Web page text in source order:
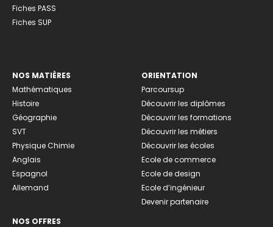
Fiches PASS
Fiches SUP
NOS MATIÈRES
Mathématiques
Histoire
Géographie
SVT
Physique Chimie
Anglais
Espagnol
Allemand
NOS OFFRES
ORIENTATION
Parcoursup
Découvrir les diplômes
Découvrir les formations
Découvrir les métiers
Découvrir les écoles
Ecole de commerce
Ecole de design
Ecole d’ingénieur
Devenir partenaire